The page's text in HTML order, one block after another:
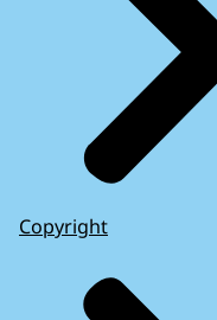
Copyright